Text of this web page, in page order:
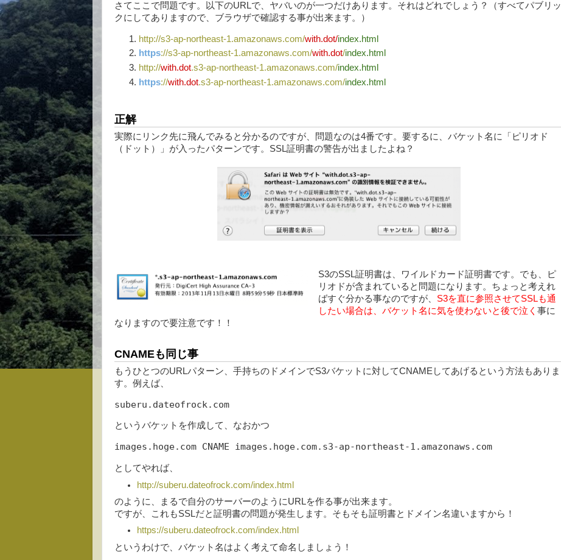
さてここで問題です。以下のURLで、ヤバいのが一つだけあります。それはどれでしょう？（すべてパブリッ
クにしてありますので、ブラウザで確認する事が出来ます。）
http://s3-ap-northeast-1.amazonaws.com/with.dot/index.html
https://s3-ap-northeast-1.amazonaws.com/with.dot/index.html
http://with.dot.s3-ap-northeast-1.amazonaws.com/index.html
https://with.dot.s3-ap-northeast-1.amazonaws.com/index.html
正解
実際にリンク先に飛んでみると分かるのですが、問題なのは4番です。要するに、バケット名に「ピリオド
（ドット）」が入ったパターンです。SSL証明書の警告が出ましたよね？
S3のSSL証明書は、ワイルドカード証明書です。でも、ピ
リオドが含まれていると問題になります。ちょっと考えれ
ばすぐ分かる事なのですが、 S3を直に参照させてSSLも通
したい場合は、バケット名に気を使わないと後で泣く 事に
なりますので要注意です！！
CNAMEも同じ事
もうひとつのURLパターン、手持ちのドメインでS3バケットに対してCNAMEしてあげるという方法もありま
す。例えば、
suberu.dateofrock.com
というバケットを作成して、なおかつ
images.hoge.com CNAME images.hoge.com.s3-ap-northeast-1.amazonaws.com
としてやれば、
http://suberu.dateofrock.com/index.html
のように、まるで自分のサーバーのようにURLを作る事が出来ます。
ですが、これもSSLだと証明書の問題が発生します。そもそも証明書とドメイン名違いますから！
https://suberu.dateofrock.com/index.html
というわけで、バケット名はよく考えて命名しましょう！